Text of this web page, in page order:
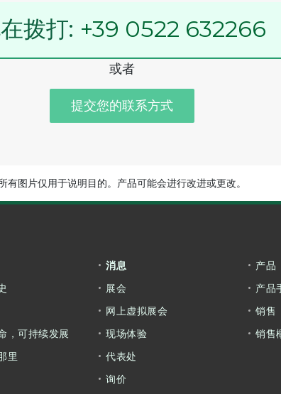
拨打: +39 0522 632266
或者
提交您的联系方式
有图片仅用于说明目的。产品可能会进行改进或更改。
，可持续发展
里
消息
展会
网上虚拟展会
现场体验
代表处
询价
产品
产品
销售
销售